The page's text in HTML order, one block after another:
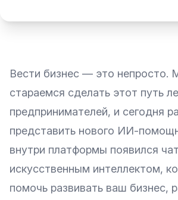
Вести бизнес — это непросто.
стараемся сделать этот путь
предпринимателей, и сегодня
представить нового ИИ-
внутри платформы появился
искусственным интеллектом,
помочь развивать ваш бизнес,